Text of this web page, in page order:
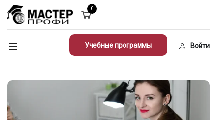
0
Учебные программы Войти